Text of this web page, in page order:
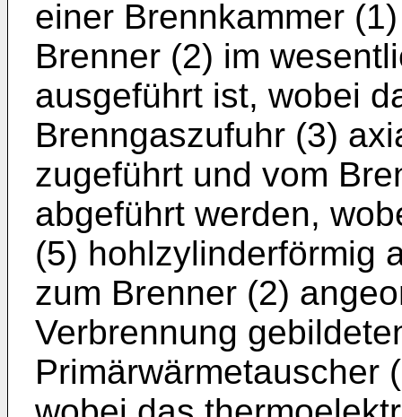
einer Brennkammer
Brenner (2) im
ausgeführt ist, wobei
Brenngaszufuhr (3)
zugeführt und vom
abgeführt werden,
(5) hohlzylinderförmig
zum Brenner (2)
Verbrennung
Primärwärmetauscher